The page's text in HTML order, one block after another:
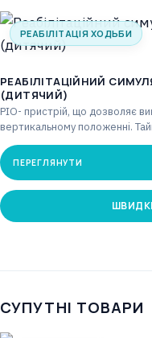
РЕАБІЛІТАЦІЯ ХОДЬБИ
РЕАБІЛІТАЦІЙНИЙ
(ДИТЯЧИЙ)
PIO- пристрій, що дозволяє
вертикальному положенні.
макс.…
ПЕРЕГЛЯНУТИ
СУПУТНІ ТОВАРИ